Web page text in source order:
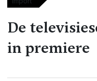
De
in premiere